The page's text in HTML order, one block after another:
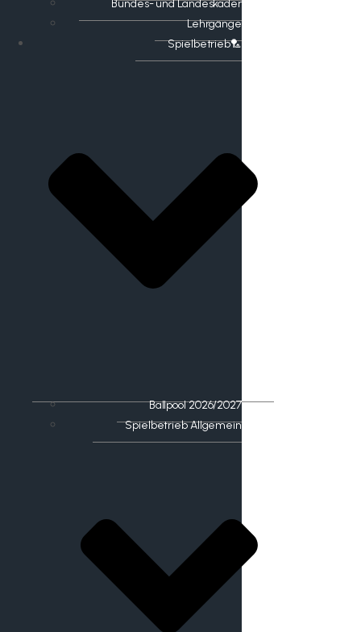
Bundes- und Landeskader
Lehrgänge
Spielbetrieb🏸
Ballpool 2026/2027
Spielbetrieb Allgemein